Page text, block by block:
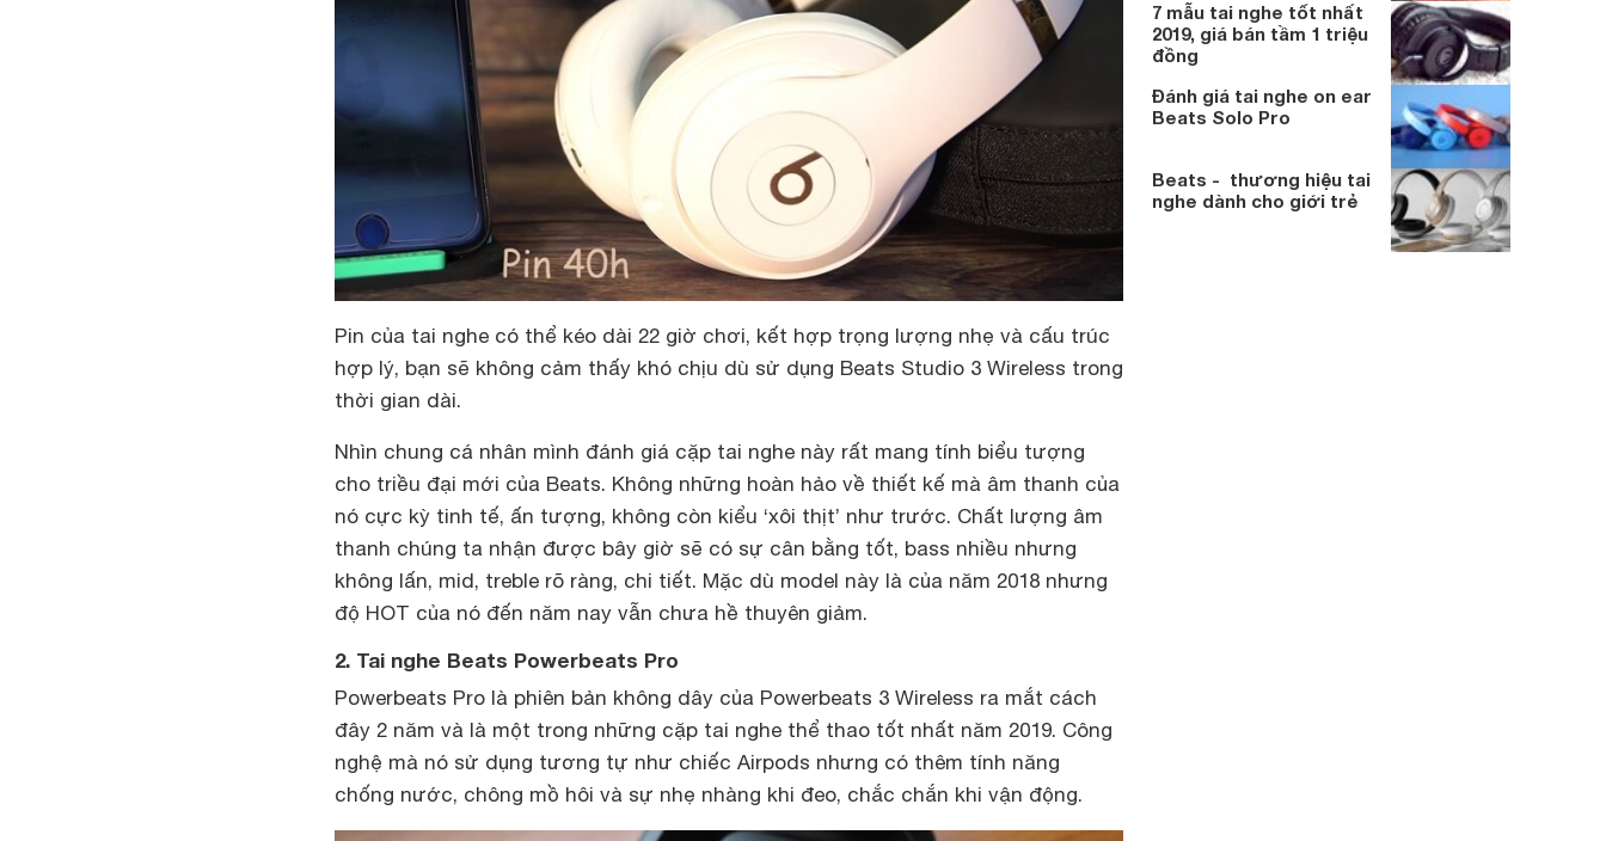
Pin của tai nghe có thể kéo dài 22 giờ chơi, kết hợp trọng lượng nhẹ và cấu trúc
hợp lý, bạn sẽ không cảm thấy khó chịu dù sử dụng Beats Studio 3 Wireless trong
thời gian dài.
Nhìn chung cá nhân mình đánh giá cặp tai nghe này rất mang tính biểu tượng
cho triều đại mới của Beats. Không những hoàn hảo về thiết kế mà âm thanh của
nó cực kỳ tinh tế, ấn tượng, không còn kiểu ‘xôi thịt’ như trước. Chất lượng âm
thanh chúng ta nhận được bây giờ sẽ có sự cân bằng tốt, bass nhiều nhưng
không lấn, mid, treble rõ ràng, chi tiết. Mặc dù model này là của năm 2018 nhưng
độ HOT của nó đến năm nay vẫn chưa hề thuyên giảm.
2. Tai nghe Beats Powerbeats Pro
Powerbeats Pro là phiên bản không dây của Powerbeats 3 Wireless ra mắt cách
đây 2 năm và là một trong những cặp tai nghe thể thao tốt nhất năm 2019. Công
nghệ mà nó sử dụng tương tự như chiếc Airpods nhưng có thêm tính năng
chống nước, chông mồ hôi và sự nhẹ nhàng khi đeo, chắc chắn khi vận động.
7 mẫu tai nghe tốt nhất
2019, giá bán tầm 1 triệu
đồng
Đánh giá tai nghe on ear
Beats Solo Pro
Beats - thương hiệu tai
nghe dành cho giới trẻ